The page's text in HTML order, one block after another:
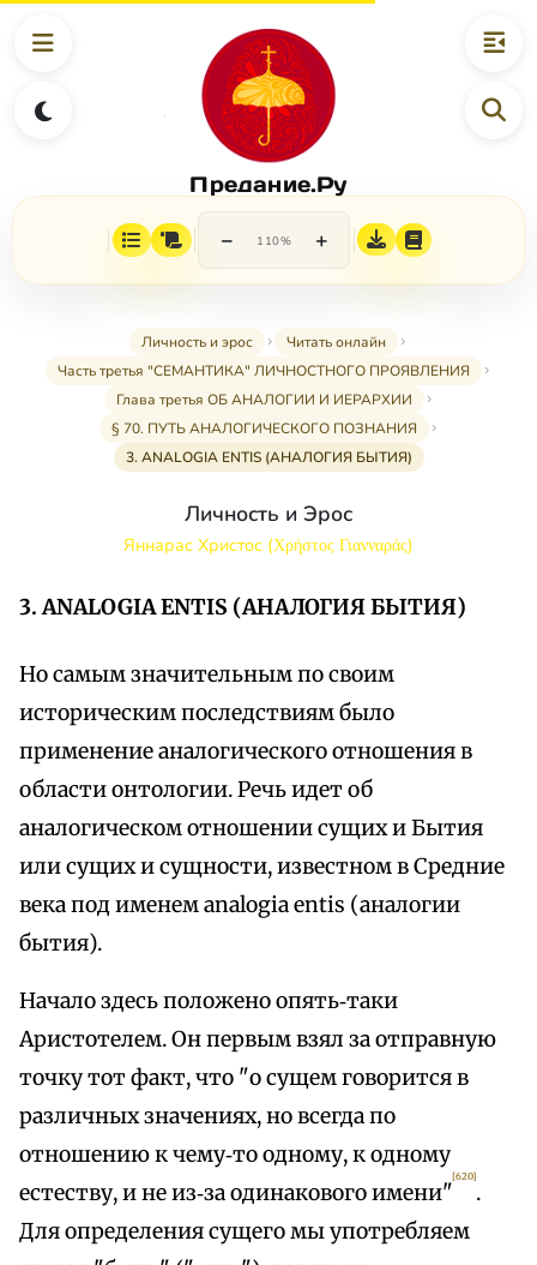
Предание.Ру
− 110% +
Личность и эрос
Читать онлайн
Часть третья "СЕМАНТИКА" ЛИЧНОСТНОГО ПРОЯВЛЕНИЯ
Глава третья ОБ АНАЛОГИИ И ИЕРАРХИИ
§ 70. ПУТЬ АНАЛОГИЧЕСКОГО ПОЗНАНИЯ
3. ANALOGIA ENTIS (АНАЛОГИЯ БЫТИЯ)
Личность и Эрос
Яннарас Христос (Χρήστος Γιανναράς)
3. ANALOGIA ENTIS (АНАЛОГИЯ БЫТИЯ)
Но самым значительным по своим
историческим последствиям было
применение аналогического отношения в
области онтологии. Речь идет об
аналогическом отношении сущих и Бытия
или сущих и сущности, известном в Средние
века под именем analogia entis (аналогии
бытия).
Начало здесь положено опять‑таки
Аристотелем. Он первым взял за отправную
точку тот факт, что "о сущем говорится в
различных значениях, но всегда по
отношению к чему‑то одному, к одному
естеству, и не из‑за одинакового имени"
[620]
.
Для определения сущего мы употребляем